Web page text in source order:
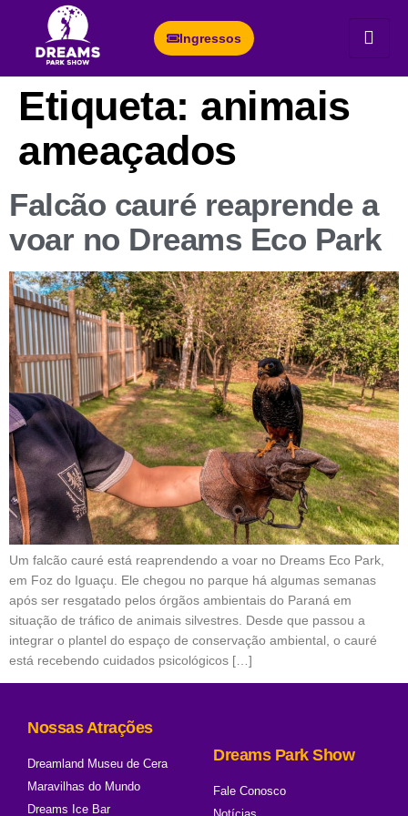
Ingressos
Etiqueta: animais
ameaçados
Falcão cauré reaprende a
voar no Dreams Eco Park
Um falcão cauré está reaprendendo a voar no Dreams Eco Park,
em Foz do Iguaçu. Ele chegou no parque há algumas semanas
após ser resgatado pelos órgãos ambientais do Paraná em
situação de tráfico de animais silvestres. Desde que passou a
integrar o plantel do espaço de conservação ambiental, o cauré
está recebendo cuidados psicológicos […]
Nossas Atrações
Dreamland Museu de Cera
Maravilhas do Mundo
Dreams Ice Bar
Dreams Park Show
Fale Conosco